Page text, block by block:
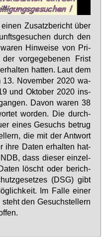
Zu­satz­be­richt über
durch den
Hin­wei­se von Pri­
vor­ge­ge­be­nen Frist
hat­ten. Laut dem
13. No­vem­ber 2020 wa­
und Ok­to­ber 2020 ins­
Da­von wa­ren 38
wor­den. Die durch­
ei­nes Ge­suchs be­trug
die mit der Ant­wort
ih­re Da­ten er­hal­ten hat­
dass die­ser ein­zel­
löscht oder be­rich­
(DSG) gibt
Im Fal­le ei­ner
den Ge­such­stel­lern